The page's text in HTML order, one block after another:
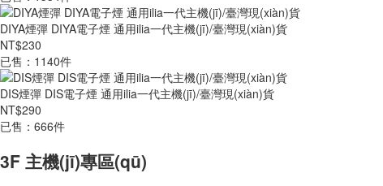
DIYA煙彈 DIYA電子煙 通用ilia一代主機(jī)/臺灣現(xiàn)貨
NT$230
已售：1140件
DIS煙彈 DIS電子煙 通用ilia一代主機(jī)/臺灣現(xiàn)貨
NT$290
已售：666件
3F 主機(jī)專區(qū)